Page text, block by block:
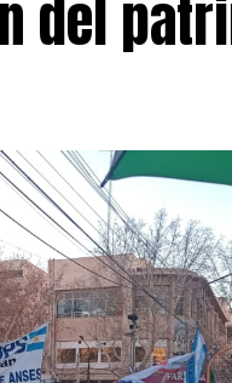
instancias por
de
a la
desempeño del
una actitud de
que
Universitario
del